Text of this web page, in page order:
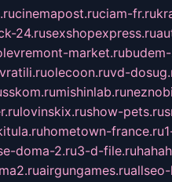
cinemapost.ruciam-fr.ru
24.rusexshopexpress.ru
market.ru
olecoon.ruvd-
mishinlab.ru
lovinskix.rushow-pets.ru
hometown-france.ru
doma-2.ru3-d-file.ru
airgungames.ru